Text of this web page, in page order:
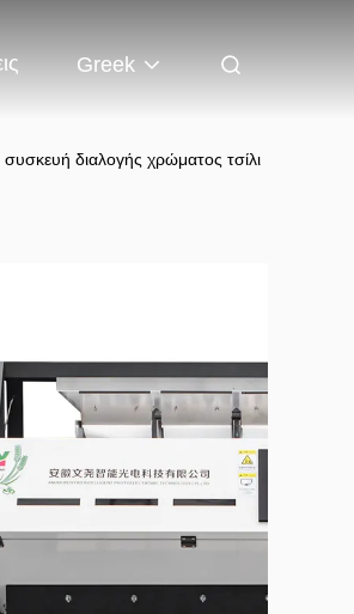
Greek
διαλογής χρώματος τσίλι